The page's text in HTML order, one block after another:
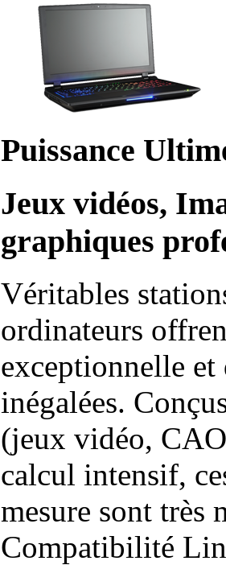
Puissance
Jeux vidéos,
graphiques
Véritables
ordinateurs
exceptionnelle et
inégalées.
(jeux vidéo,
calcul intensif,
mesure sont très
Compatibilité